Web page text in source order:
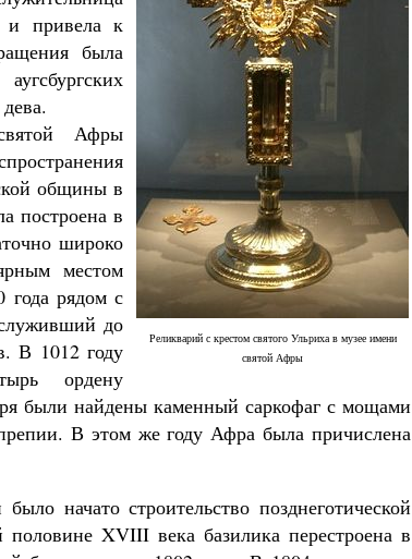
Реликварий с крестом святого Ульриха в музее имени
святой Афры
и привела к
была
Афры
общины в
построена в
широко
местом
года рядом с
до
В 1012 году
ордену
были найдены каменный саркофаг с мощами
В этом же году Афра была причислена
начато строительство позднеготической
XVIII века базилика перестроена в